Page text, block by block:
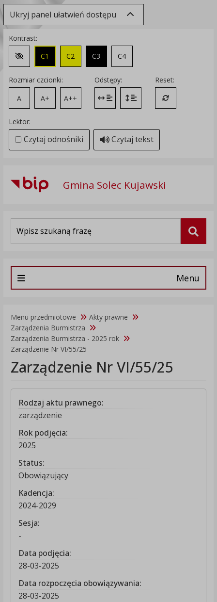
Ukryj panel ułatwień dostępu
Kontrast:
Zmień kontrast na domyślny
C1 C2 C3 C4
Rozmiar czcionki:
A
A+ A++
Odstępy:
Zmień odstęp między literami
Zmień interlinię i margines
Reset:
Przywróć
Lektor:
Czytaj odnośniki Czytaj tekst
Gmina Solec Kujawski
Menu
Menu przedmiotowe
Akty prawne
Zarządzenia Burmistrza
Zarządzenia Burmistrza - 2025 rok
Zarządzenie Nr VI/55/25
Zarządzenie Nr VI/55/25
Rodzaj aktu prawnego:
zarządzenie
Rok podjęcia:
2025
Status:
Obowiązujący
Kadencja:
2024-2029
Sesja:
-
Data podjęcia:
28-03-2025
Data rozpoczęcia obowiązywania:
28-03-2025